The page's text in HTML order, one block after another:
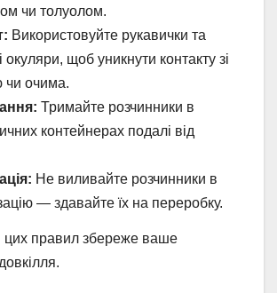
чи толуолом.
Використовуйте рукавички та
окуляри, щоб уникнути контакту зі
чи очима.
Тримайте розчинники в
контейнерах подалі від
Не виливайте розчинники в
— здавайте їх на переробку.
правил збереже ваше